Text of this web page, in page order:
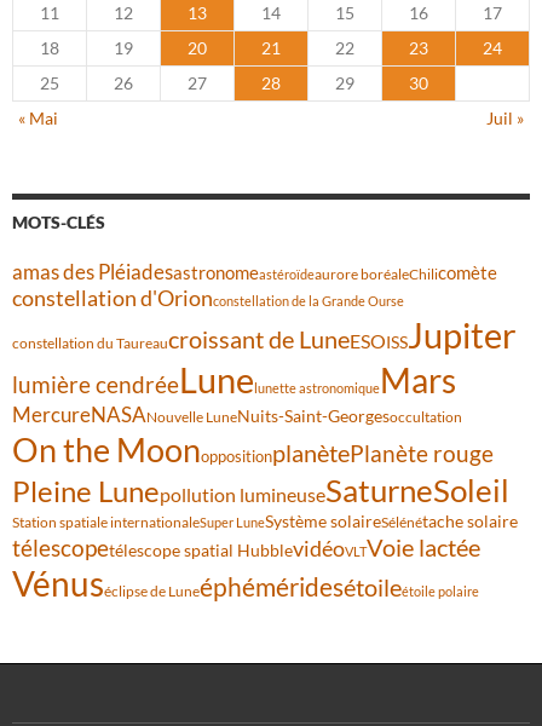
11
12 13 14 15 16
17
18
19 20 21 22 23
24
25
26 27 28 29
30
« Mai
Juil »
MOTS-CLÉS
amas des Pléiadesastronomeastéroïdeaurore boréaleChilicomète
constellation d'Orionconstellation de la Grande Ourse
constellation du Taureaucroissant de LuneESOISSJupiter
lumière cendréeLunelunette astronomiqueMars
MercureNASANouvelle LuneNuits-Saint-Georgesoccultation
On the MoonoppositionplanètePlanète rouge
Pleine Lunepollution lumineuseSaturneSoleil
Station spatiale internationaleSuper LuneSystème solaireSélénétache solaire
télescopetélescope spatial HubblevidéoVLTVoie lactée
Vénuséclipse de Luneéphéméridesétoileétoile polaire